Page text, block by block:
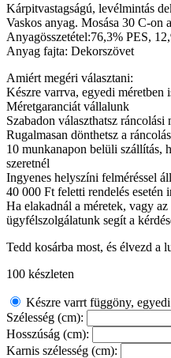
Kárpitvastagságú, levélmintás
Vaskos anyag. Mosása 30 C-on
Anyagösszetétel:76,3% PES,
Anyag fajta: Dekorszövet
Amiért megéri választani:
Készre varrva, egyedi méretben
Méretgaranciát vállalunk
Szabadon választhatsz
Rugalmasan dönthetsz a
10 munkanapon belüli szállítás,
szeretnél
Ingyenes helyszíni felméréssel
40 000 Ft feletti rendelés esetén
Ha elakadnál a méretek, vagy
ügyfélszolgálatunk segít a
Tedd kosárba most, és élvezd a
100 készleten
Készre varrt függöny,
Szélesség (cm):
Hosszúság (cm):
Karnis szélesség (cm):